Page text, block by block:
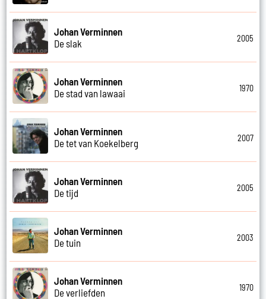
Johan Verminnen
De slak
2005
Johan Verminnen
De stad van lawaai
1970
Johan Verminnen
De tet van Koekelberg
2007
Johan Verminnen
De tijd
2005
Johan Verminnen
De tuin
2003
Johan Verminnen
De verliefden
1970